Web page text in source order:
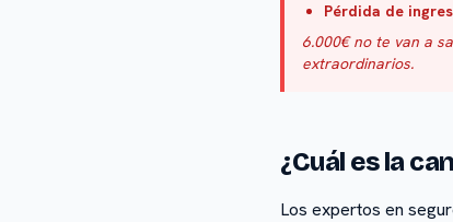
Pérdida de
6.000€ no te van a
extraordinarios.
¿Cuál es la
Los expertos en